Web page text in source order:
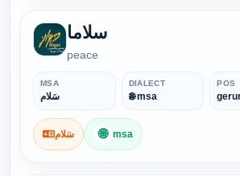
سلاما
peace
MSA
سَلام
DIALECT
🌐 msa
POS
سَلام 🌐 msa